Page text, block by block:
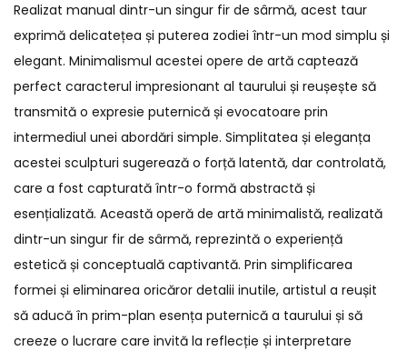
Realizat manual dintr-un singur fir de sârmă, acest taur
exprimă delicatețea și puterea zodiei într-un mod simplu și
elegant. Minimalismul acestei opere de artă captează
perfect caracterul impresionant al taurului și reușește să
transmită o expresie puternică și evocatoare prin
intermediul unei abordări simple. Simplitatea și eleganța
acestei sculpturi sugerează o forță latentă, dar controlată,
care a fost capturată într-o formă abstractă și
esențializată. Această operă de artă minimalistă, realizată
dintr-un singur fir de sârmă, reprezintă o experiență
estetică și conceptuală captivantă. Prin simplificarea
formei și eliminarea oricăror detalii inutile, artistul a reușit
să aducă în prim-plan esența puternică a taurului și să
creeze o lucrare care invită la reflecție și interpretare